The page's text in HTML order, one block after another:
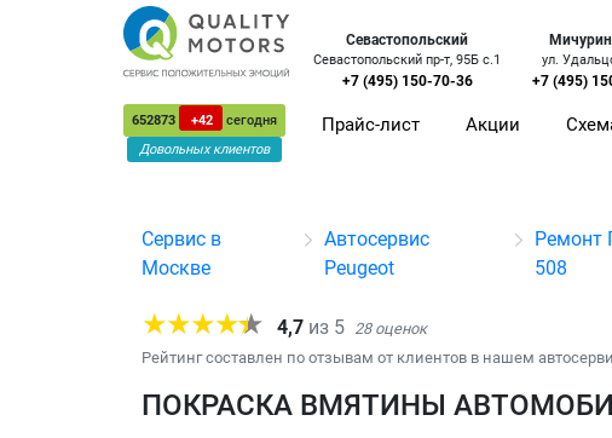
652873 +42
сегодня
Довольных клиентов
Севастопольский
Севастопольский пр-т, 95Б с.1
+7 (495) 150-70-36
ул.
+7 (495)
Прайс-лист Акции
Сервис в
Москве
Автосервис
Peugeot
Ремонт
508
4,7 из 5 28оценок
Рейтинг составлен по отзывам от клиентов в нашем
ПОКРАСКА ВМЯТИНЫ